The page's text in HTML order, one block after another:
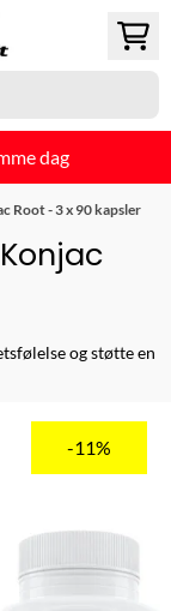
dag
Root - 3 x 90 kapsler
og støtte en
-11%